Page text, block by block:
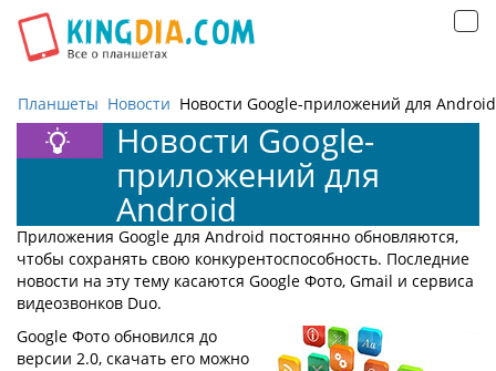
Планшеты Новости Новости Google-приложений для Android
Новости Google-
приложений для
Android
Приложения Google для Android постоянно обновляются,
чтобы сохранять свою конкурентоспособность. Последние
новости на эту тему касаются Google Фото, Gmail и сервиса
видеозвонков Duo.
Google Фото обновился до
версии 2.0, скачать его можно